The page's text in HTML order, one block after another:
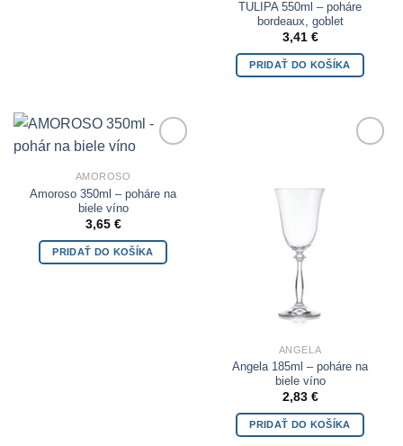
TULIPA 550ml – poháre
bordeaux, goblet
3,41 €
PRIDAŤ DO KOŠÍKA
AMOROSO
Amoroso 350ml – poháre na
biele víno
3,65 €
PRIDAŤ DO KOŠÍKA
ANGELA
Angela 185ml – poháre na
biele víno
2,83 €
PRIDAŤ DO KOŠÍKA